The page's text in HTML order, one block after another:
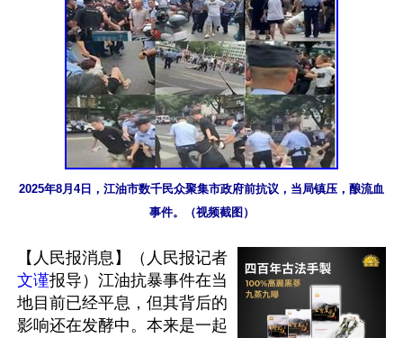
2025年8月4日，江油市数千民众聚集市政府前抗议，当局镇压，酿流血
事件。（视频截图）
【人民报消息】（人民报记者
文谨报导）江油抗暴事件在当
地目前已经平息，但其背后的
影响还在发酵中。本来是一起